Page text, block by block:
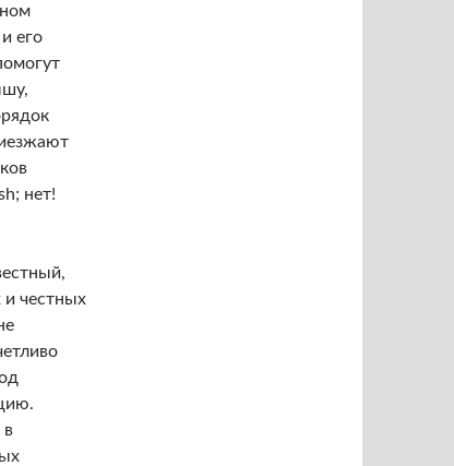
его
нет!
честных
в